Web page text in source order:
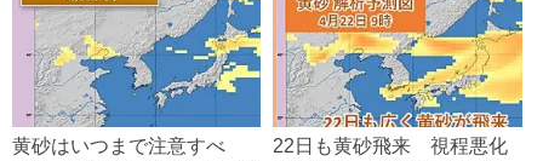
黄砂はいつまで注意すべ
22日も黄砂飛来 視程悪化